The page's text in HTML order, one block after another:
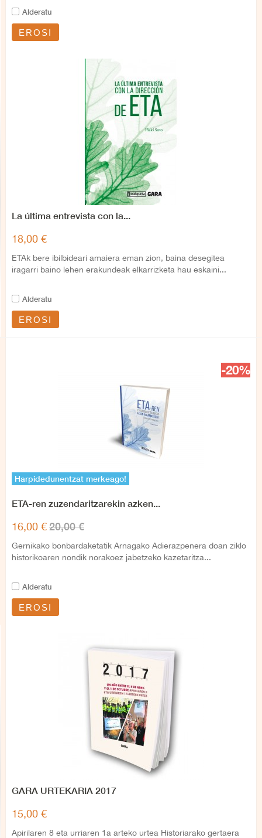
Alderatu
EROSI
La última entrevista con la...
18,00 €
ETAk bere ibilbideari amaiera eman zion, baina desegitea
iragarri baino lehen erakundeak elkarrizketa hau eskaini...
Alderatu
EROSI
-20%
Harpidedunentzat merkeago!
ETA-ren zuzendaritzarekin azken...
16,00 €20,00 €
Gernikako bonbardaketatik Arnagako Adierazpenera doan ziklo
historikoaren nondik norakoez jabetzeko kazetaritza...
Alderatu
EROSI
GARA URTEKARIA 2017
15,00 €
Apirilaren 8 eta urriaren 1a arteko urtea Historiarako gertaera